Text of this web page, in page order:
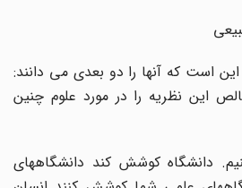
است که آنها را دو بعدی می دانند:
این نظریه را در مورد علوم چنین
دانشگاه کوشش کند دانشگاههای